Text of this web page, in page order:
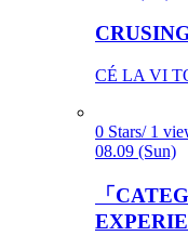
CÉ LA VI
0 Stars/ 1
08.09 (Sun)
「